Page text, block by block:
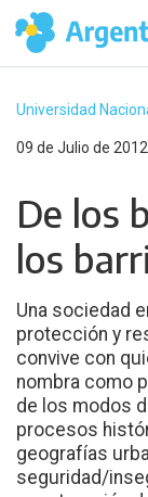
Universidad
09 de Julio de 2012 |
De los
los
Una sociedad
protección y
convive con
nombra como
de los modos
procesos
geografías
seguridad/